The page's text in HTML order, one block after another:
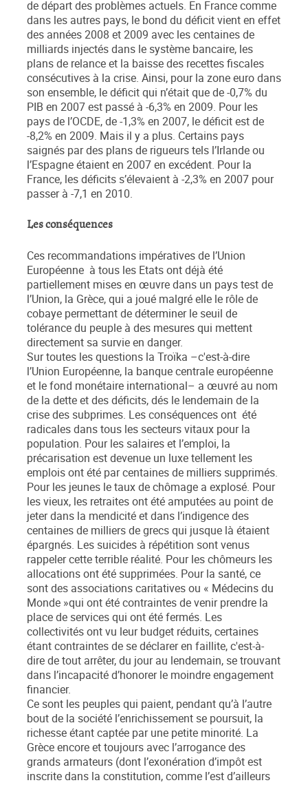
de départ des problèmes actuels. En France comme
dans les autres pays, le bond du déficit vient en effet
des années 2008 et 2009 avec les centaines de
milliards injectés dans le système bancaire, les
plans de relance et la baisse des recettes fiscales
consécutives à la crise. Ainsi, pour la zone euro dans
son ensemble, le déficit qui n’était que de -0,7% du
PIB en 2007 est passé à -6,3% en 2009. Pour les
pays de l’OCDE, de -1,3% en 2007, le déficit est de
-8,2% en 2009. Mais il y a plus. Certains pays
saignés par des plans de rigueurs tels l’Irlande ou
l’Espagne étaient en 2007 en excédent. Pour la
France, les déficits s’élevaient à -2,3% en 2007 pour
passer à -7,1 en 2010.
Les conséquences
Ces recommandations impératives de l’Union
Européenne à tous les Etats ont déjà été
partiellement mises en œuvre dans un pays test de
l’Union, la Grèce, qui a joué malgré elle le rôle de
cobaye permettant de déterminer le seuil de
tolérance du peuple à des mesures qui mettent
directement sa survie en danger.
Sur toutes les questions la Troïka –c'est-à-dire
l’Union Européenne, la banque centrale européenne
et le fond monétaire international– a œuvré au nom
de la dette et des déficits, dés le lendemain de la
crise des subprimes. Les conséquences ont été
radicales dans tous les secteurs vitaux pour la
population. Pour les salaires et l’emploi, la
précarisation est devenue un luxe tellement les
emplois ont été par centaines de milliers supprimés.
Pour les jeunes le taux de chômage a explosé. Pour
les vieux, les retraites ont été amputées au point de
jeter dans la mendicité et dans l’indigence des
centaines de milliers de grecs qui jusque là étaient
épargnés. Les suicides à répétition sont venus
rappeler cette terrible réalité. Pour les chômeurs les
allocations ont été supprimées. Pour la santé, ce
sont des associations caritatives ou « Médecins du
Monde »qui ont été contraintes de venir prendre la
place de services qui ont été fermés. Les
collectivités ont vu leur budget réduits, certaines
étant contraintes de se déclarer en faillite, c'est-à-
dire de tout arrêter, du jour au lendemain, se trouvant
dans l’incapacité d’honorer le moindre engagement
financier.
Ce sont les peuples qui paient, pendant qu’à l’autre
bout de la société l’enrichissement se poursuit, la
richesse étant captée par une petite minorité. La
Grèce encore et toujours avec l’arrogance des
grands armateurs (dont l’exonération d’impôt est
inscrite dans la constitution, comme l’est d’ailleurs